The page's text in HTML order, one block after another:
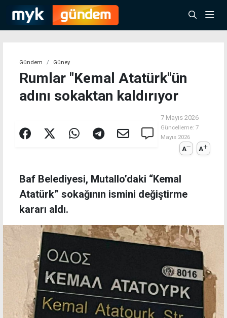
Gündem Güney
Rumlar "Kemal Atatürk"ün
adını sokaktan kaldırıyor
7 Mayıs 2026
Güncelleme: 7
Mayıs 2026
A A
Baf Belediyesi, Mutallo’daki “Kemal
Atatürk” sokağının ismini değiştirme
kararı aldı.